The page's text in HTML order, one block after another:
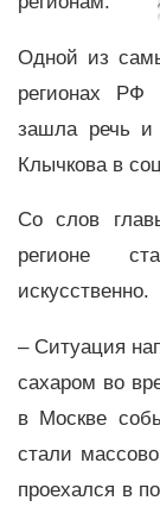
Одной из
регионах РФ
зашла речь и
Клычкова в
Со слов
регионе
искусственно.
– Ситуация
сахаром во
в Москве
стали
проехался в